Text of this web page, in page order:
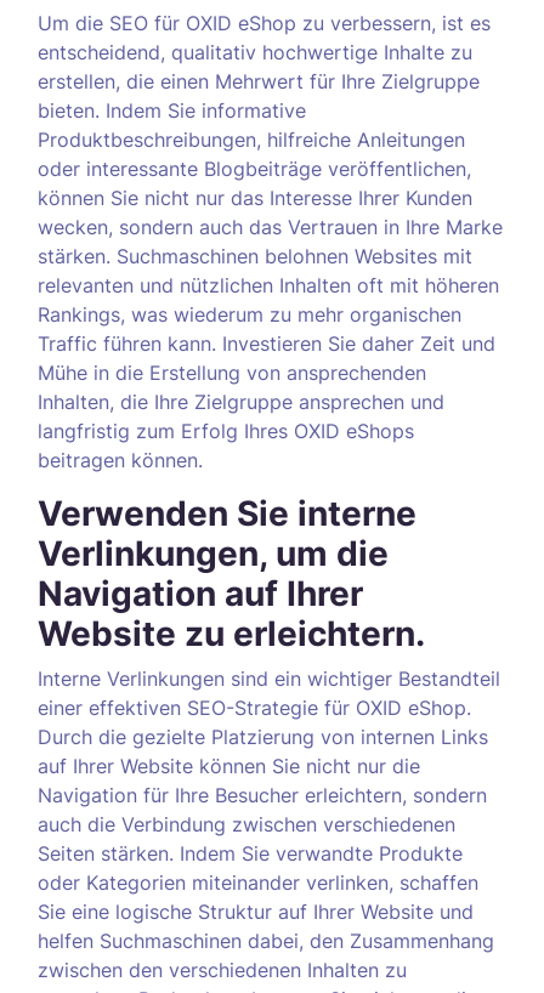
Um die SEO für OXID eShop zu verbessern, ist es
entscheidend, qualitativ hochwertige Inhalte zu
erstellen, die einen Mehrwert für Ihre Zielgruppe
bieten. Indem Sie informative
Produktbeschreibungen, hilfreiche Anleitungen
oder interessante Blogbeiträge veröffentlichen,
können Sie nicht nur das Interesse Ihrer Kunden
wecken, sondern auch das Vertrauen in Ihre Marke
stärken. Suchmaschinen belohnen Websites mit
relevanten und nützlichen Inhalten oft mit höheren
Rankings, was wiederum zu mehr organischen
Traffic führen kann. Investieren Sie daher Zeit und
Mühe in die Erstellung von ansprechenden
Inhalten, die Ihre Zielgruppe ansprechen und
langfristig zum Erfolg Ihres OXID eShops
beitragen können.
Verwenden Sie interne
Verlinkungen, um die
Navigation auf Ihrer
Website zu erleichtern.
Interne Verlinkungen sind ein wichtiger Bestandteil
einer effektiven SEO-Strategie für OXID eShop.
Durch die gezielte Platzierung von internen Links
auf Ihrer Website können Sie nicht nur die
Navigation für Ihre Besucher erleichtern, sondern
auch die Verbindung zwischen verschiedenen
Seiten stärken. Indem Sie verwandte Produkte
oder Kategorien miteinander verlinken, schaffen
Sie eine logische Struktur auf Ihrer Website und
helfen Suchmaschinen dabei, den Zusammenhang
zwischen den verschiedenen Inhalten zu